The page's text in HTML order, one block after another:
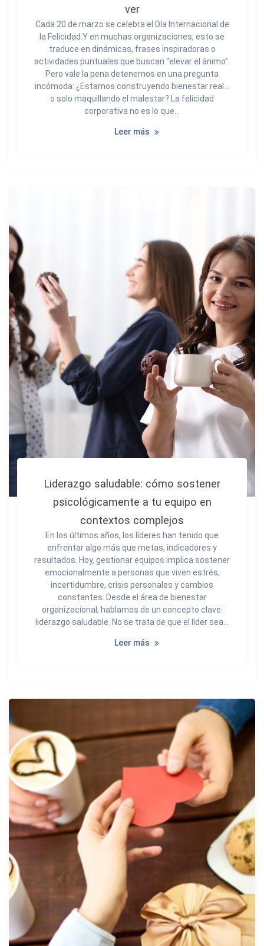
ver
Cada 20 de marzo se celebra el Día Internacional de
la Felicidad.Y en muchas organizaciones, esto se
traduce en dinámicas, frases inspiradoras o
actividades puntuales que buscan “elevar el ánimo”.
Pero vale la pena detenernos en una pregunta
incómoda: ¿Estamos construyendo bienestar real…
o solo maquillando el malestar? La felicidad
corporativa no es lo que…
Leer más
Liderazgo saludable: cómo sostener
psicológicamente a tu equipo en
contextos complejos
En los últimos años, los líderes han tenido que
enfrentar algo más que metas, indicadores y
resultados. Hoy, gestionar equipos implica sostener
emocionalmente a personas que viven estrés,
incertidumbre, crisis personales y cambios
constantes. Desde el área de bienestar
organizacional, hablamos de un concepto clave:
liderazgo saludable. No se trata de que el líder sea…
Leer más